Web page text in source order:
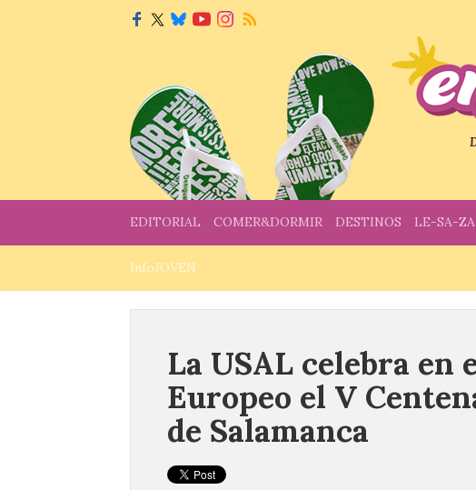
EDITORIAL COMER&DORMIR DESTINOS LE-SA-ZA
InfoJOVEN
La USAL celebra en
Europeo el V
de Salamanca